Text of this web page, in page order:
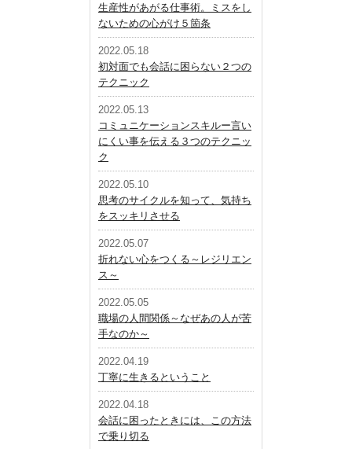
生産性があがる仕事術。ミスをし
ないための心がけ５箇条
2022.05.18
初対面でも会話に困らない２つの
テクニック
2022.05.13
コミュニケーションスキルー言い
にくい事を伝える３つのテクニッ
ク
2022.05.10
思考のサイクルを知って、気持ち
をスッキリさせる
2022.05.07
折れない心をつくる～レジリエン
ス～
2022.05.05
職場の人間関係～なぜあの人が苦
手なのか～
2022.04.19
丁寧に生きるということ
2022.04.18
会話に困ったときには、この方法
で乗り切る